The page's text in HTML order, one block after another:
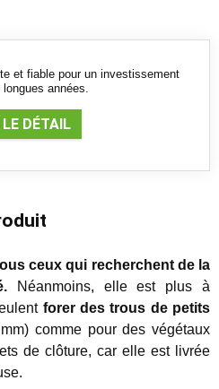
et fiable pour un investissement
années.
DÉTAIL
ceux qui recherchent de la
Néanmoins, elle est plus à
forer des trous de petits
comme pour des végétaux
de clôture, car elle est livrée